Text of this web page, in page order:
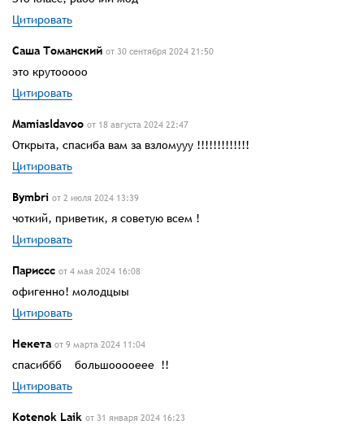
Цитировать
Саша Томанский от 30 сентября 2024 21:50
это крутооооо
Цитировать
Mamiasldavоо от 18 августа 2024 22:47
Открыта, спасиба вам за взломууу !!!!!!!!!!!!!
Цитировать
Bymbri от 2 июля 2024 13:39
чоткий, приветик, я советую всем !
Цитировать
Париссс от 4 мая 2024 16:08
офигенно! молодцыы
Цитировать
Некета от 9 марта 2024 11:04
спасиббб большооооеее !!
Цитировать
Kotenok Laik от 31 января 2024 16:23